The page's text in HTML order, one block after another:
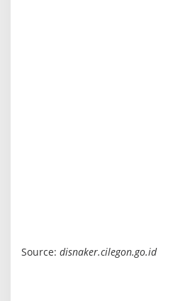
Source: disnaker.cilegon.go.id